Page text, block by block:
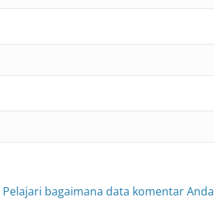
Pelajari bagaimana data komentar Anda